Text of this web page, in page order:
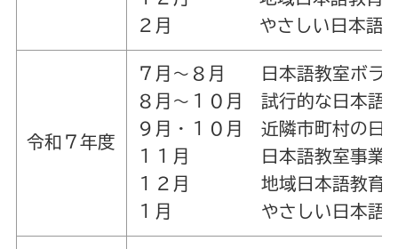
２月 やさしい日本語
令和７年度
７月～８月 日本語教室ボラ
８月～１０月 試行的な日本語
９月・１０月 近隣市町村の日
１１月 日本語教室事業
１２月 地域日本語教育スタ
１月 やさしい日本語